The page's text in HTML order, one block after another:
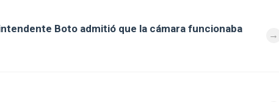
Boto admitió que la cámara funcionaba